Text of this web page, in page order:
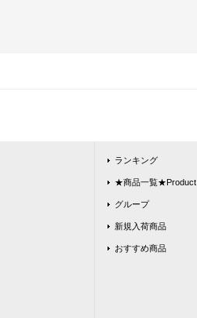
ランキング
★商品一覧★Product
グループ
新規入荷商品
おすすめ商品